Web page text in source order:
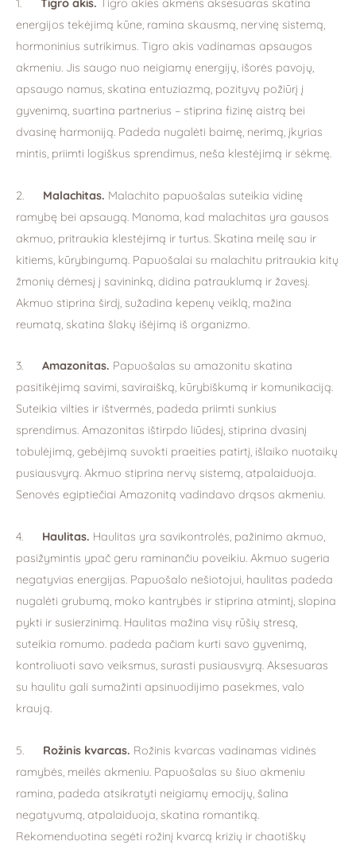
1. Tigro akis. Tigro akies akmens aksesuaras skatina
energijos tekėjimą kūne, ramina skausmą, nervinę sistemą,
hormoninius sutrikimus. Tigro akis vadinamas apsaugos
akmeniu. Jis saugo nuo neigiamų energijų, išorės pavojų,
apsaugo namus, skatina entuziazmą, pozityvų požiūrį į
gyvenimą, suartina partnerius – stiprina fizinę aistrą bei
dvasinę harmoniją. Padeda nugalėti baimę, nerimą, įkyrias
mintis, priimti logiškus sprendimus, neša klestėjimą ir sėkmę.
2. Malachitas. Malachito papuošalas suteikia vidinę
ramybę bei apsaugą. Manoma, kad malachitas yra gausos
akmuo, pritraukia klestėjimą ir turtus. Skatina meilę sau ir
kitiems, kūrybingumą. Papuošalai su malachitu pritraukia kitų
žmonių dėmesį į savininką, didina patrauklumą ir žavesį.
Akmuo stiprina širdį, sužadina kepenų veiklą, mažina
reumatą, skatina šlakų išėjimą iš organizmo.
3. Amazonitas. Papuošalas su amazonitu skatina
pasitikėjimą savimi, saviraišką, kūrybiškumą ir komunikaciją.
Suteikia vilties ir ištvermės, padeda priimti sunkius
sprendimus. Amazonitas ištirpdo liūdesį, stiprina dvasinį
tobulėjimą, gebėjimą suvokti praeities patirtį, išlaiko nuotaikų
pusiausvyrą. Akmuo stiprina nervų sistemą, atpalaiduoja.
Senovės egiptiečiai Amazonitą vadindavo drąsos akmeniu.
4. Haulitas. Haulitas yra savikontrolės, pažinimo akmuo,
pasižymintis ypač geru raminančiu poveikiu. Akmuo sugeria
negatyvias energijas. Papuošalo nešiotojui, haulitas padeda
nugalėti grubumą, moko kantrybės ir stiprina atmintį, slopina
pykti ir susierzinimą. Haulitas mažina visų rūšių stresą,
suteikia romumo. padeda pačiam kurti savo gyvenimą,
kontroliuoti savo veiksmus, surasti pusiausvyrą. Aksesuaras
su haulitu gali sumažinti apsinuodijimo pasekmes, valo
kraują.
5. Rožinis kvarcas. Rožinis kvarcas vadinamas vidinės
ramybės, meilės akmeniu. Papuošalas su šiuo akmeniu
ramina, padeda atsikratyti neigiamų emocijų, šalina
negatyvumą, atpalaiduoja, skatina romantiką.
Rekomenduotina segėti rožinį kvarcą krizių ir chaotiškų